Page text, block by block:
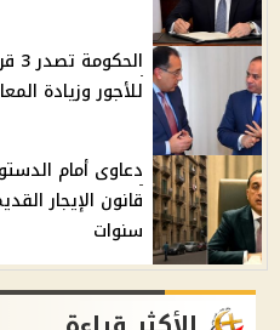
للأجور وزيادة
دعاوى أمام
سنوات